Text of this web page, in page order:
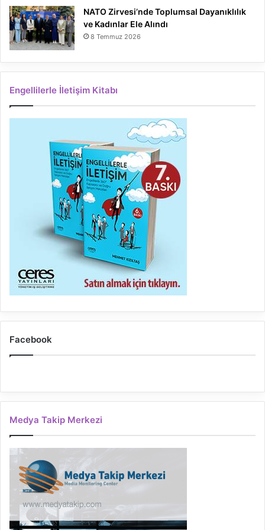
NATO Zirvesi’nde Toplumsal Dayanıklılık
ve Kadınlar Ele Alındı
8 Temmuz 2026
Engellilerle İletişim Kitabı
Facebook
Medya Takip Merkezi